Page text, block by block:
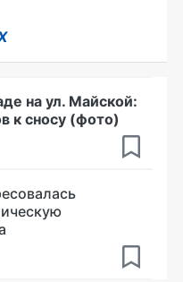
на ул. Майской:
к сносу (фото)